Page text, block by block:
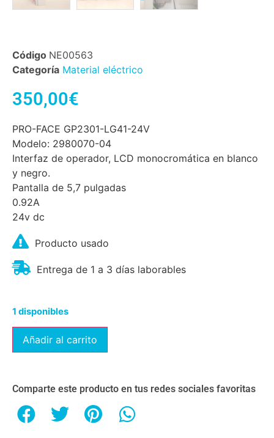
Código NE00563
Categoría Material eléctrico
350,00€
PRO-FACE GP2301-LG41-24V
Modelo: 2980070-04
Interfaz de operador, LCD monocromática en blanco
y negro.
Pantalla de 5,7 pulgadas
0.92A
24v dc
Producto usado
Entrega de 1 a 3 días laborables
1 disponibles
Añadir al carrito
Comparte este producto en tus redes sociales favoritas